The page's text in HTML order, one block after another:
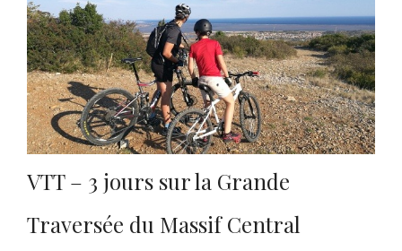
VTT – 3 jours sur la Grande
Traversée du Massif Central